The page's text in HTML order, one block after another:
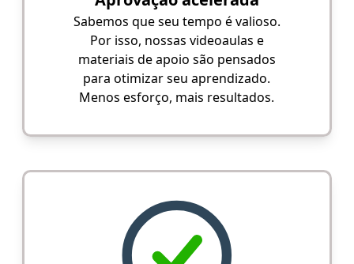
Sabemos que seu tempo é valioso.
Por isso, nossas videoaulas e
materiais de apoio são pensados
para otimizar seu aprendizado.
Menos esforço, mais resultados.